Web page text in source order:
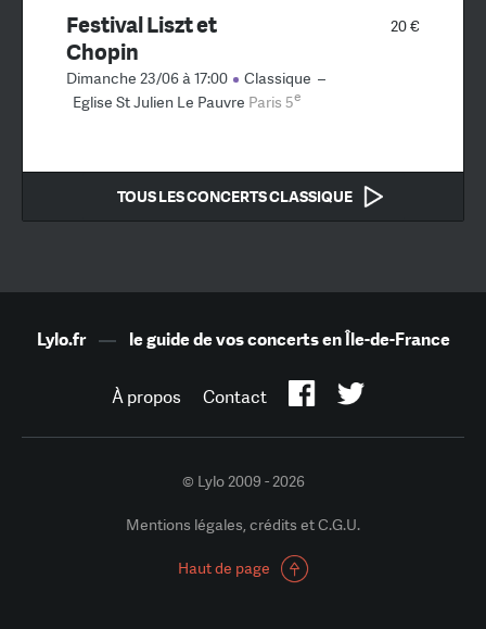
20 €
Festival Liszt et
Chopin
Dimanche 23/06 à 17:00 Classique –
Eglise St Julien Le Pauvre Paris 5e
TOUS LES CONCERTS CLASSIQUE
Lylo.fr— le guide de vos concerts en Île-de-France
À propos Contact
© Lylo 2009 - 2026
Mentions légales, crédits et C.G.U.
Haut de page